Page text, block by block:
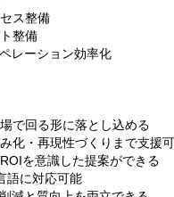
ス整備
整備
レーション効率化
で回る形に落とし込める
化・再現性づくりまで支援
を意識した提案ができる
語に対応可能